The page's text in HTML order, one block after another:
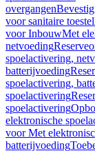
overgangen
voor sanitaire
voor InbouwMet
netvoeding
spoelactivering,
batterijvoeding
spoelactivering,
spoelactivering
spoelactivering
elektronische
voor Met
batterijvoeding